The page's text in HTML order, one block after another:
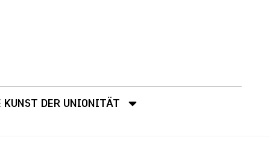
KUNST DER UNIONITÄT